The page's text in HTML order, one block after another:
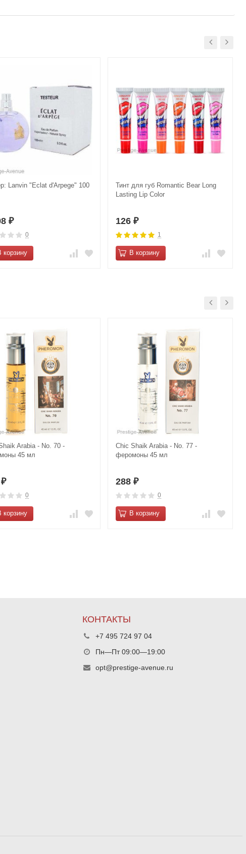
Lanvin "Eclat d'Arpege" 100
₽
0
корзину
Тинт для губ Romantic Bear Long
Lasting Lip Color
126 ₽
1
В корзину
Arabia - No. 70 -
45 мл
₽
0
корзину
Chic Shaik Arabia - No. 77 -
феромоны 45 мл
288 ₽
0
В корзину
КОНТАКТЫ
+7 495 724 97 04
Пн—Пт 09:00—19:00
opt@prestige-avenue.ru